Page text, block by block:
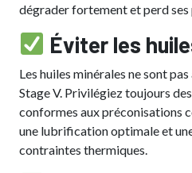
dégrader fortement et perd
Éviter les
Les huiles minérales ne sont
Stage V. Privilégiez toujours
conformes aux préconisations
une lubrification optimale et
contraintes thermiques.